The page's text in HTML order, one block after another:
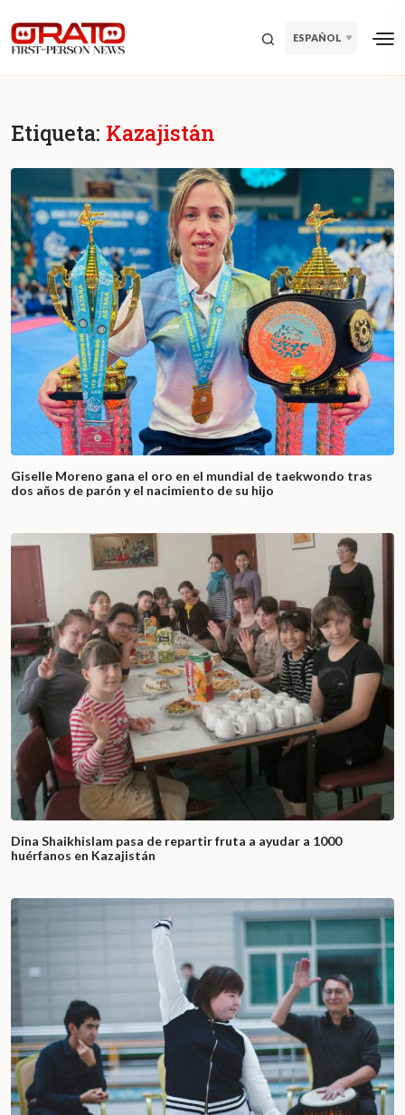
ESPAÑOL
Etiqueta: Kazajistán
Giselle Moreno gana el oro en el mundial de taekwondo tras
dos años de parón y el nacimiento de su hijo
Dina Shaikhislam pasa de repartir fruta a ayudar a 1000
huérfanos en Kazajistán